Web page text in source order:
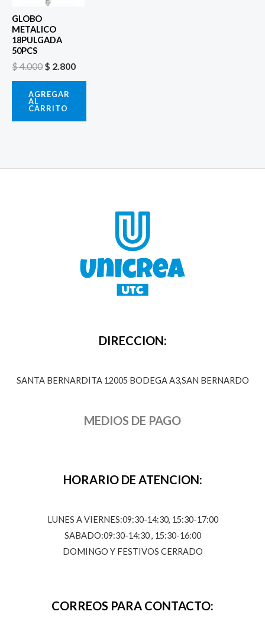
GLOBO
METALICO
18PULGADA
50PCS
$4.000 $ 2.800
AGREGAR
AL
CARRITO
DIRECCION:
SANTA BERNARDITA 12005 BODEGA A3,SAN BERNARDO
MEDIOS DE PAGO
HORARIO DE ATENCION:
LUNES A VIERNES:09:30-14:30, 15:30-17:00
SABADO:09:30-14:30 , 15:30-16:00
DOMINGO Y FESTIVOS CERRADO
CORREOS PARA CONTACTO: